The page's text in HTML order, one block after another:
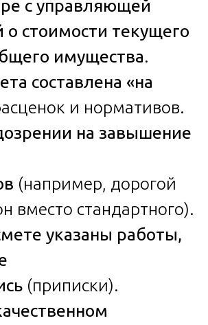
с управляющей
о стоимости текущего
имущества.
составлена «на
и нормативов.
на завышение
(например, дорогой
вместо стандартного).
указаны работы,
(приписки).